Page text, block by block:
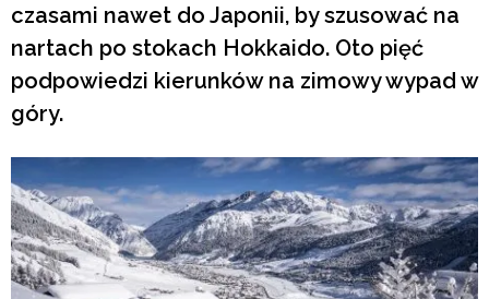
czasami nawet do Japonii, by szusować na
nartach po stokach Hokkaido. Oto pięć
podpowiedzi kierunków na zimowy wypad w
góry.